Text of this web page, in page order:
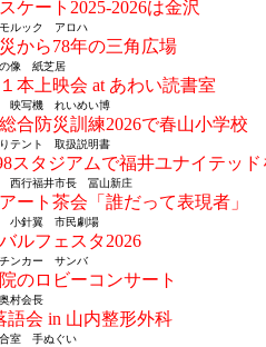
ケート2025-2026は金沢
ルック アロハ
から78年の三角広場
像 紙芝居
本上映会 at あわい読書室
写機 れいめい博
合防災訓練2026で春山小学校
テント 取扱説明書
スタジアムで福井ユナイテッ
行福井市長 冨山新庄
ート茶会「誰だって表現者」
小針翼 市民劇場
ルフェスタ2026
ンカー サンバ
のロビーコンサート
村会長
語会 in 山内整形外科
室 手ぬぐい